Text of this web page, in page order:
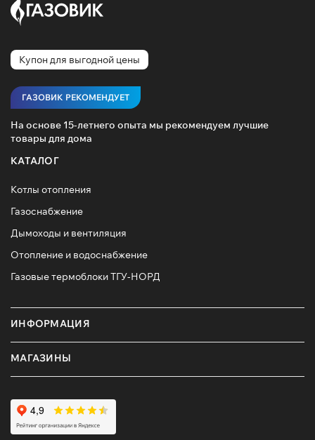
Купон для выгодной цены
ГАЗОВИК РЕКОМЕНДУЕТ
На основе 15-летнего опыта мы рекомендуем лучшие
товары для дома
КАТАЛОГ
Котлы отопления
Газоснабжение
Дымоходы и вентиляция
Отопление и водоснабжение
Газовые термоблоки ТГУ-НОРД
ИНФОРМАЦИЯ
МАГАЗИНЫ